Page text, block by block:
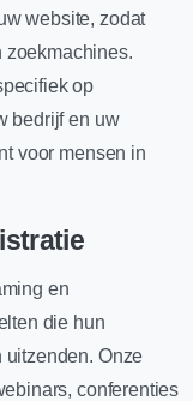
website, zodat
zoekmachines.
op
bedrijf en uw
voor mensen in
en
die hun
Onze
conferenties